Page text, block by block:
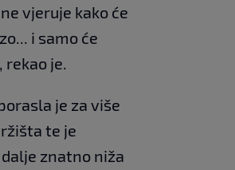
vjeruje kako će
i samo će
je.
je za više
te je
znatno niža